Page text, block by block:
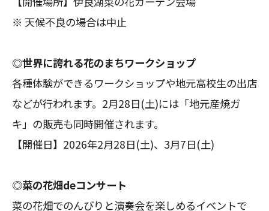
※ 天候不良の場合は中止
◎世界に誇れる花のまちワークショップ
各種体験ができるワークショップや地元高校生の出店
などが行われます。2月28日(土)には「地元産焼ガ
キ」の販売も同時開催されます。
【開催日】2026年2月28日(土)、3月7日(土)
◎菜の花畑deコンサート
菜の花畑でのんびりと演奏会を楽しめるイベントで